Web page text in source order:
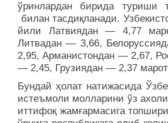
ўринлардан бирида туриши
билан тасдиқланади.
йили Латвиядан — 4,77
Литвадан — 3,66,
2,95, Арманистондан — 2,67,
— 2,45, Грузиядан — 2,37
Бундай ҳолат натижасида
истеъмоли молларини ўз
иттифоқ жамғармасига